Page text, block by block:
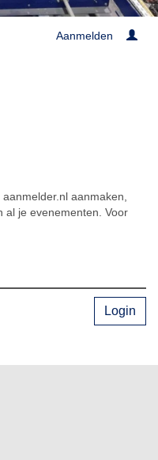
Aanmelden
aanmaken,
al je evenementen. Voor
Login